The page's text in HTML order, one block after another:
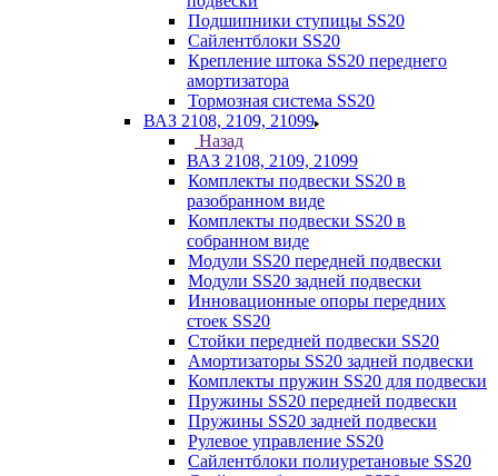
Подшипники ступицы SS20
Сайлентблоки SS20
Крепление штока SS20 переднего
амортизатора
Тормозная система SS20
ВАЗ 2108, 2109, 21099
Назад
ВАЗ 2108, 2109, 21099
Комплекты подвески SS20 в
разобранном виде
Комплекты подвески SS20 в
собранном виде
Модули SS20 передней подвески
Модули SS20 задней подвески
Инновационные опоры передних
стоек SS20
Стойки передней подвески SS20
Амортизаторы SS20 задней подвески
Комплекты пружин SS20 для подвески
Пружины SS20 передней подвески
Пружины SS20 задней подвески
Рулевое управление SS20
Сайлентблоки полиуретановые SS20